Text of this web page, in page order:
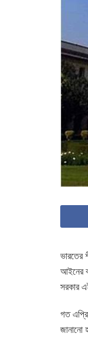
ভারতের
আইনের
সরকার
গত
জানানো